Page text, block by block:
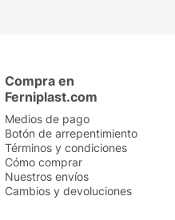
Compra en
Ferniplast.com
Medios de pago
Botón de arrepentimiento
Términos y condiciones
Cómo comprar
Nuestros envíos
Cambios y devoluciones